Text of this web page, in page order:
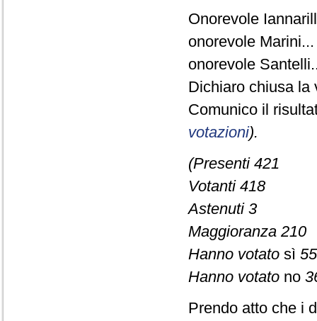
Onorevole
onorevole
onorevole
Dichiaro chiusa la
Comunico il
votazioni).
(Presenti 421
Votanti 418
Astenuti 3
Maggioranza 210
Hanno votato sì 55
Hanno votato no
Prendo atto che i